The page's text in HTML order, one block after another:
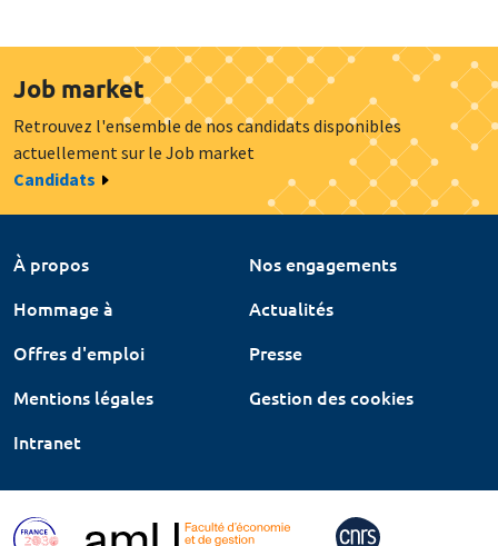
Job market
Retrouvez l'ensemble de nos candidats disponibles
actuellement sur le Job market
Candidats
À propos
Nos engagements
Hommage à
Actualités
Offres d'emploi
Presse
Mentions légales
Gestion des cookies
Intranet